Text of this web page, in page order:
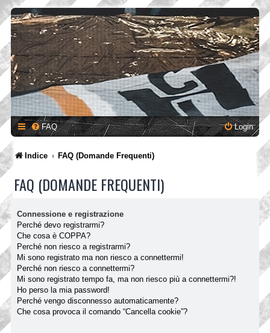
FAQ Login
Indice FAQ (Domande Frequenti)
FAQ (DOMANDE FREQUENTI)
Connessione e registrazione
Perché devo registrarmi?
Che cosa è COPPA?
Perché non riesco a registrarmi?
Mi sono registrato ma non riesco a connettermi!
Perché non riesco a connettermi?
Mi sono registrato tempo fa, ma non riesco più a connettermi?!
Ho perso la mia password!
Perché vengo disconnesso automaticamente?
Che cosa provoca il comando “Cancella cookie”?